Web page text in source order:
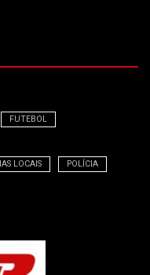
FUTEBOL
LOCAIS POLÍCIA